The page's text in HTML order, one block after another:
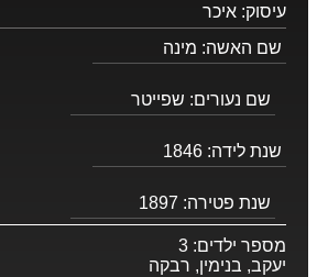
עיסוק: איכר
שם האשה: מינה
שם נעורים: שפייטר
שנת לידה: 1846
שנת פטירה: 1897
מספר ילדים: 3
יעקב, בנימין, רבקה